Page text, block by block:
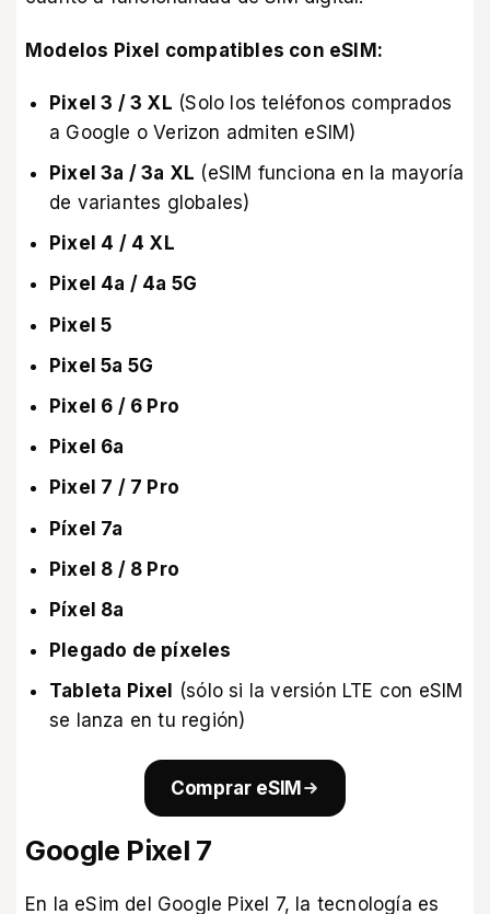
Modelos Pixel compatibles con eSIM:
Pixel 3 / 3 XL (Solo los teléfonos comprados
a Google o Verizon admiten eSIM)
Pixel 3a / 3a XL (eSIM funciona en la mayoría
de variantes globales)
Pixel 4 / 4 XL
Pixel 4a / 4a 5G
Pixel 5
Pixel 5a 5G
Pixel 6 / 6 Pro
Pixel 6a
Pixel 7 / 7 Pro
Píxel 7a
Pixel 8 / 8 Pro
Píxel 8a
Plegado de píxeles
Tableta Pixel
(sólo si la versión LTE con eSIM
se lanza en tu región)
Comprar eSIM
Google Pixel 7
En la eSim del Google Pixel 7, la tecnología es